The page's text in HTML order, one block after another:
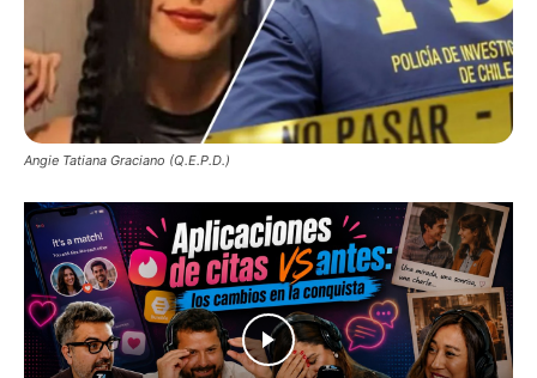
Angie Tatiana Graciano (Q.E.P.D.)